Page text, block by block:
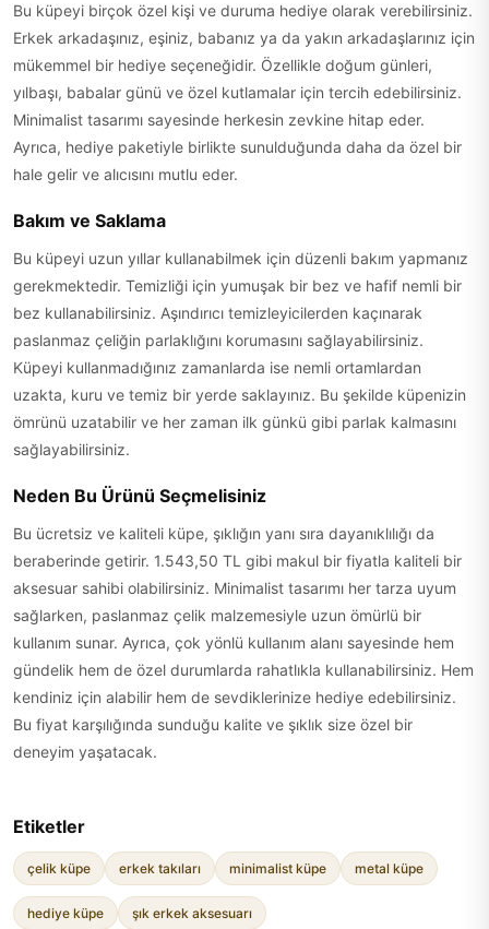
Bu küpeyi birçok özel kişi ve duruma hediye olarak verebilirsiniz.
Erkek arkadaşınız, eşiniz, babanız ya da yakın arkadaşlarınız için
mükemmel bir hediye seçeneğidir. Özellikle doğum günleri,
yılbaşı, babalar günü ve özel kutlamalar için tercih edebilirsiniz.
Minimalist tasarımı sayesinde herkesin zevkine hitap eder.
Ayrıca, hediye paketiyle birlikte sunulduğunda daha da özel bir
hale gelir ve alıcısını mutlu eder.
Bakım ve Saklama
Bu küpeyi uzun yıllar kullanabilmek için düzenli bakım yapmanız
gerekmektedir. Temizliği için yumuşak bir bez ve hafif nemli bir
bez kullanabilirsiniz. Aşındırıcı temizleyicilerden kaçınarak
paslanmaz çeliğin parlaklığını korumasını sağlayabilirsiniz.
Küpeyi kullanmadığınız zamanlarda ise nemli ortamlardan
uzakta, kuru ve temiz bir yerde saklayınız. Bu şekilde küpenizin
ömrünü uzatabilir ve her zaman ilk günkü gibi parlak kalmasını
sağlayabilirsiniz.
Neden Bu Ürünü Seçmelisiniz
Bu ücretsiz ve kaliteli küpe, şıklığın yanı sıra dayanıklılığı da
beraberinde getirir. 1.543,50 TL gibi makul bir fiyatla kaliteli bir
aksesuar sahibi olabilirsiniz. Minimalist tasarımı her tarza uyum
sağlarken, paslanmaz çelik malzemesiyle uzun ömürlü bir
kullanım sunar. Ayrıca, çok yönlü kullanım alanı sayesinde hem
gündelik hem de özel durumlarda rahatlıkla kullanabilirsiniz. Hem
kendiniz için alabilir hem de sevdiklerinize hediye edebilirsiniz.
Bu fiyat karşılığında sunduğu kalite ve şıklık size özel bir
deneyim yaşatacak.
Etiketler
çelik küpe erkek takıları minimalist küpe metal küpe
hediye küpe şık erkek aksesuarı